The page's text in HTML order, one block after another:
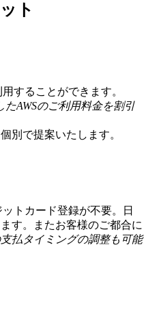
ト
することができます。
AWSのご利用料金を割引
別で提案いたします。
トカード登録が不要。日
す。またお客様のご都合に
払タイミングの調整も可能